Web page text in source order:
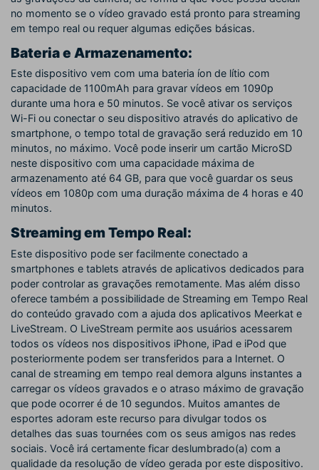
no momento se o vídeo gravado está pronto para streaming
em tempo real ou requer algumas edições básicas.
Bateria e Armazenamento:
Este dispositivo vem com uma bateria íon de lítio com
capacidade de 1100mAh para gravar vídeos em 1090p
durante uma hora e 50 minutos. Se você ativar os serviços
Wi-Fi ou conectar o seu dispositivo através do aplicativo de
smartphone, o tempo total de gravação será reduzido em 10
minutos, no máximo. Você pode inserir um cartão MicroSD
neste dispositivo com uma capacidade máxima de
armazenamento até 64 GB, para que você guardar os seus
vídeos em 1080p com uma duração máxima de 4 horas e 40
minutos.
Streaming em Tempo Real:
Este dispositivo pode ser facilmente conectado a
smartphones e tablets através de aplicativos dedicados para
poder controlar as gravações remotamente. Mas além disso
oferece também a possibilidade de Streaming em Tempo Real
do conteúdo gravado com a ajuda dos aplicativos Meerkat e
LiveStream. O LiveStream permite aos usuários acessarem
todos os vídeos nos dispositivos iPhone, iPad e iPod que
posteriormente podem ser transferidos para a Internet. O
canal de streaming em tempo real demora alguns instantes a
carregar os vídeos gravados e o atraso máximo de gravação
que pode ocorrer é de 10 segundos. Muitos amantes de
esportes adoram este recurso para divulgar todos os
detalhes das suas tournées com os seus amigos nas redes
sociais. Você irá certamente ficar deslumbrado(a) com a
qualidade da resolução de vídeo gerada por este dispositivo.